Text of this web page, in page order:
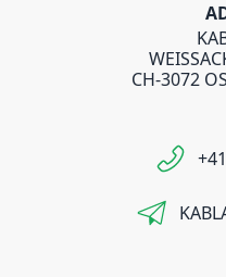
CH-3072